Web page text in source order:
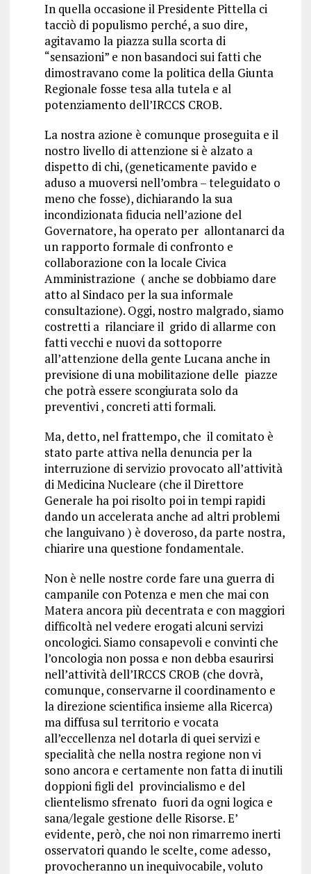
In quella occasione il Presidente Pittella ci
tacciò di populismo perché, a suo dire,
agitavamo la piazza sulla scorta di
“sensazioni” e non basandoci sui fatti che
dimostravano come la politica della Giunta
Regionale fosse tesa alla tutela e al
potenziamento dell’IRCCS CROB.
La nostra azione è comunque proseguita e il
nostro livello di attenzione si è alzato a
dispetto di chi, (geneticamente pavido e
aduso a muoversi nell’ombra – teleguidato o
meno che fosse), dichiarando la sua
incondizionata fiducia nell’azione del
Governatore, ha operato per allontanarci da
un rapporto formale di confronto e
collaborazione con la locale Civica
Amministrazione ( anche se dobbiamo dare
atto al Sindaco per la sua informale
consultazione). Oggi, nostro malgrado, siamo
costretti a rilanciare il grido di allarme con
fatti vecchi e nuovi da sottoporre
all’attenzione della gente Lucana anche in
previsione di una mobilitazione delle piazze
che potrà essere scongiurata solo da
preventivi , concreti atti formali.
Ma, detto, nel frattempo, che il comitato è
stato parte attiva nella denuncia per la
interruzione di servizio provocato all’attività
di Medicina Nucleare (che il Direttore
Generale ha poi risolto poi in tempi rapidi
dando un accelerata anche ad altri problemi
che languivano ) è doveroso, da parte nostra,
chiarire una questione fondamentale.
Non è nelle nostre corde fare una guerra di
campanile con Potenza e men che mai con
Matera ancora più decentrata e con maggiori
difficoltà nel vedere erogati alcuni servizi
oncologici. Siamo consapevoli e convinti che
l’oncologia non possa e non debba esaurirsi
nell’attività dell’IRCCS CROB (che dovrà,
comunque, conservarne il coordinamento e
la direzione scientifica insieme alla Ricerca)
ma diffusa sul territorio e vocata
all’eccellenza nel dotarla di quei servizi e
specialità che nella nostra regione non vi
sono ancora e certamente non fatta di inutili
doppioni figli del provincialismo e del
clientelismo sfrenato fuori da ogni logica e
sana/legale gestione delle Risorse. E’
evidente, però, che noi non rimarremo inerti
osservatori quando le scelte, come adesso,
provocheranno un inequivocabile, voluto